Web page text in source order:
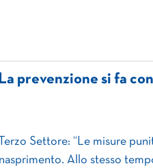
prevenzione si fa
Settore: “Le misure
Allo stesso